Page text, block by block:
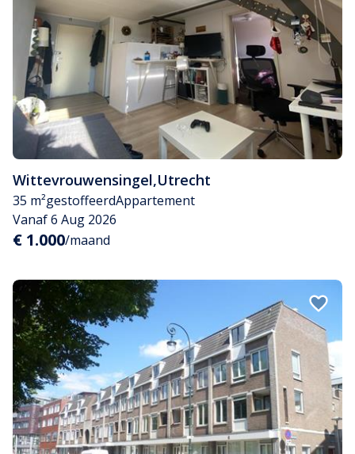
Wittevrouwensingel,Utrecht
35 m²gestoffeerdAppartement
Vanaf 6 Aug 2026
€ 1.000/maand